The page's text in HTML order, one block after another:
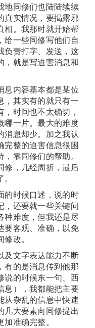
地同修们也陆陆续续
真实情况，要揭露邪
相。我那时就开始帮
给一些同修写他们自
负责打字、发送，这
，就是写迫害消息和
息内容基本都是某位
，其实有的就只有一
时间也不太确切，
哪一片。最大的难度
消息却少。加之我认
完整的迫害信息很困
靠同修们的帮助。
修，几经周折，最后
的时候口述，说的时
，还要就一些关键问
种难度，但我还是尽
要客观、准确，以免
改。
及文字表达能力不断
有的是消息传到他那
说的时候东一句、西
息），我都能把主要
从杂乱的信息中快速
几大要素向同修提出
准确完整。